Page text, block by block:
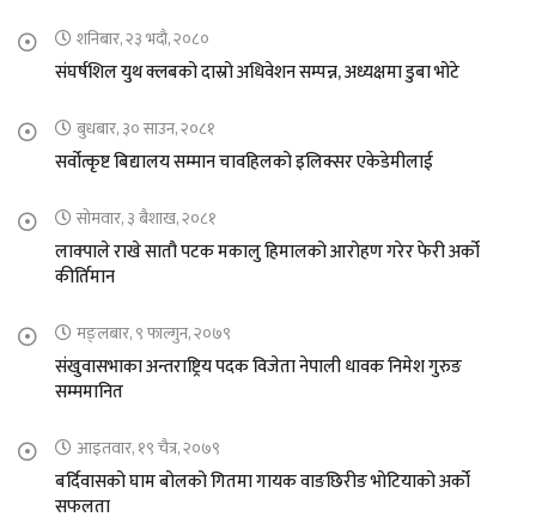
शनिबार, २३ भदौ, २०८०
संघर्षशिल युथ क्लबको दास्रो अधिवेशन सम्पन्न, अध्यक्षमा डुबा भोटे
बुधबार, ३० साउन, २०८१
सर्वोत्कृष्ट बिद्यालय सम्मान चावहिलको इलिक्सर एकेडेमीलाई
सोमवार, ३ बैशाख, २०८१
लाक्पाले राखे सातौ पटक मकालु हिमालको आरोहण गरेर फेरी अर्को
कीर्तिमान
मङ्लबार, ९ फाल्गुन, २०७९
संखुवासभाका अन्तराष्ट्रिय पदक विजेता नेपाली धावक निमेश गुरुङ
सम्ममानित
आइतवार, १९ चैत्र, २०७९
बर्दिवासको घाम बोलको गितमा गायक वाङछिरीङ भोटियाको अर्को
सफलता